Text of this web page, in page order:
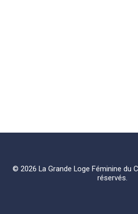
© 2026 La Grande Loge Féminine du
réservés.